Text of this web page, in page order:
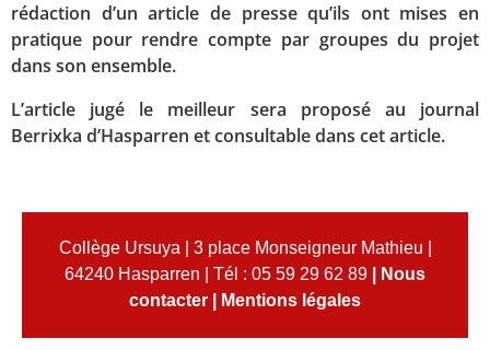
rédaction d’un article de presse qu’ils ont mises en
pratique pour rendre compte par groupes du projet
dans son ensemble.
L’article jugé le meilleur sera proposé au journal
Berrixka d’Hasparren et consultable dans cet article.
Collège Ursuya | 3 place Monseigneur Mathieu |
64240 Hasparren | Tél : 05 59 29 62 89
Nous
contacter
Mentions légales